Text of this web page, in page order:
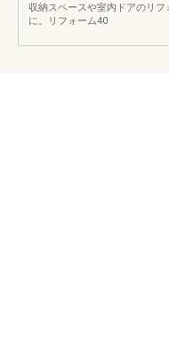
収納スペースや室内ドアのリ
に。リフォーム40